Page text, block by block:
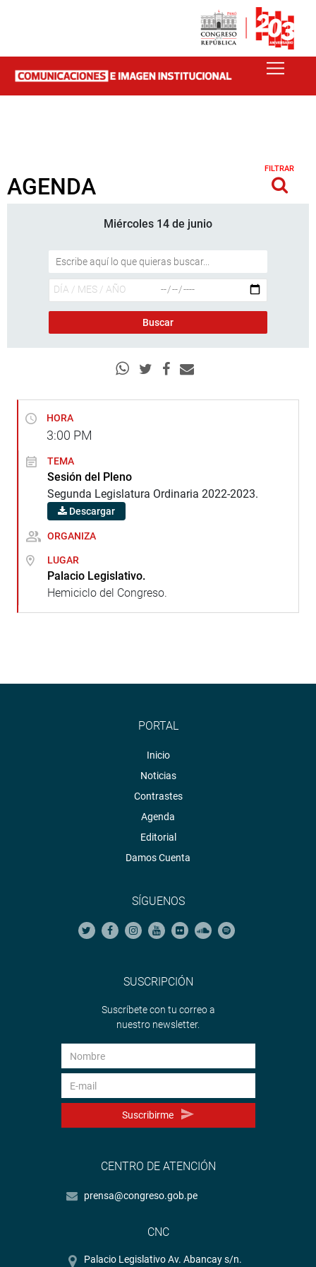
AGENDA
FILTRAR
Miércoles 14 de junio
HORA
3:00 PM
TEMA
Sesión del Pleno
Segunda Legislatura Ordinaria 2022-2023.
Descargar
ORGANIZA
LUGAR
Palacio Legislativo.
Hemiciclo del Congreso.
PORTAL
Inicio
Noticias
Contrastes
Agenda
Editorial
Damos Cuenta
SÍGUENOS
SUSCRIPCIÓN
Suscríbete con tu correo a
nuestro newsletter.
Suscribirme
CENTRO DE ATENCIÓN
prensa@congreso.gob.pe
CNC
Palacio Legislativo Av. Abancay s/n.